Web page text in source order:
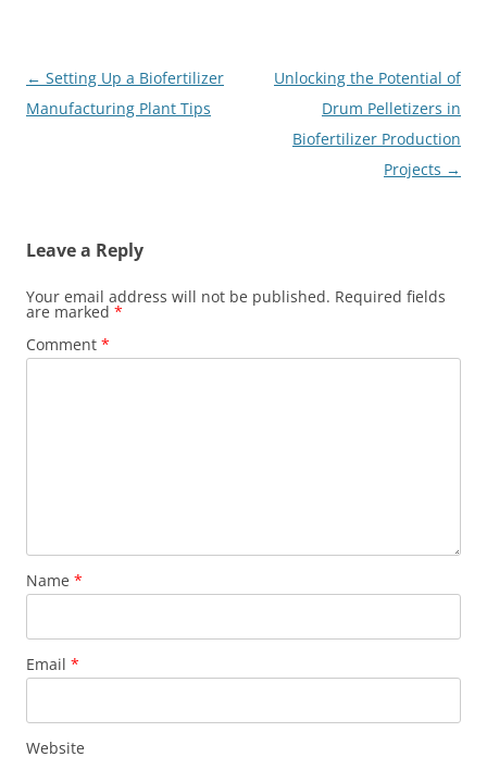
Post
navigation
← Setting Up a Biofertilizer
Manufacturing Plant Tips
Unlocking the Potential of
Drum Pelletizers in
Biofertilizer Production
Projects →
Leave a Reply
Your email address will not be published. Required fields
are marked *
Comment *
Name *
Email *
Website